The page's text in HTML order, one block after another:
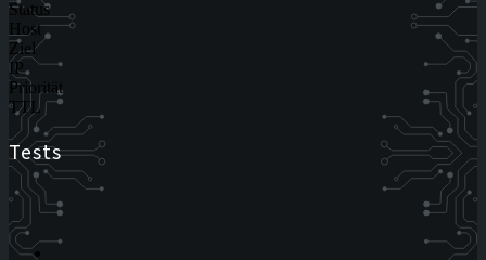
Status
Host
Ziel
IP
Priorität
TTL
Tests